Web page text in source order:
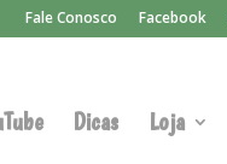
Fale Conosco Facebook
Dicas Loja